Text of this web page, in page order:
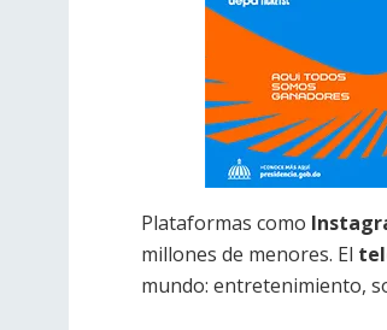
Plataformas como
millones de menores. El
mundo: entretenimiento,